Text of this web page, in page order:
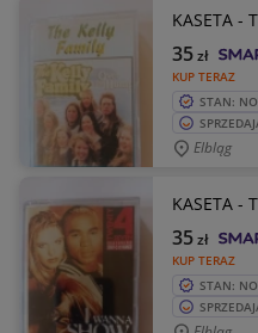
KASETA -
KUP TERAZ
35zł
STAN:
Elbląg
KASETA -
KUP TERAZ
35zł
STAN: